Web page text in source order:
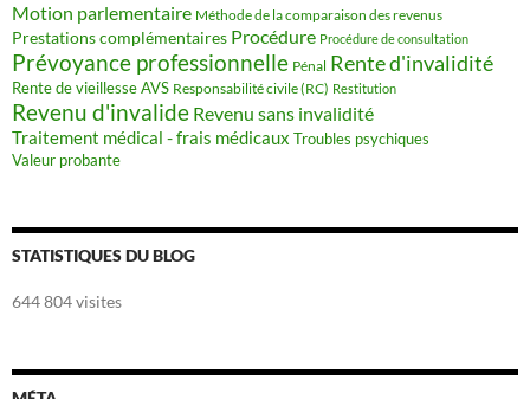
Motion parlementaire Méthode de la comparaison des revenus
Prestations complémentaires Procédure Procédure de consultation
Prévoyance professionnelle Pénal Rente d'invalidité
Rente de vieillesse AVS Responsabilité civile (RC) Restitution
Revenu d'invalide Revenu sans invalidité
Traitement médical - frais médicaux Troubles psychiques
Valeur probante
STATISTIQUES DU BLOG
644 804 visites